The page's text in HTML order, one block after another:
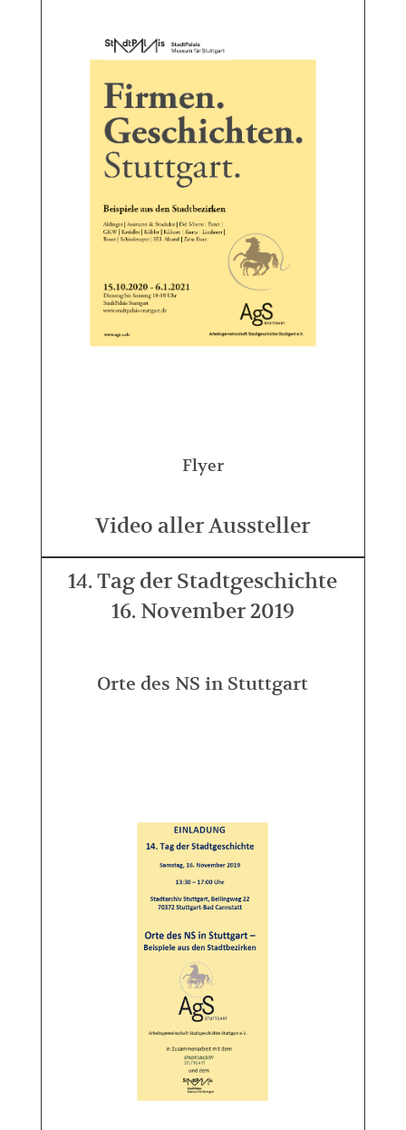
Flyer
Video aller Aussteller
14. Tag der Stadtgeschichte
16. November 2019
Orte des NS in Stuttgart